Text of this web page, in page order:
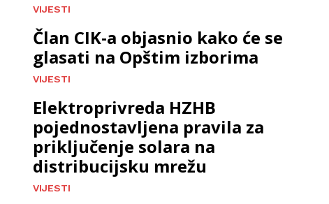
VIJESTI
Član CIK-a objasnio kako će se
glasati na Opštim izborima
VIJESTI
Elektroprivreda HZHB
pojednostavljena pravila za
priključenje solara na
distribucijsku mrežu
VIJESTI